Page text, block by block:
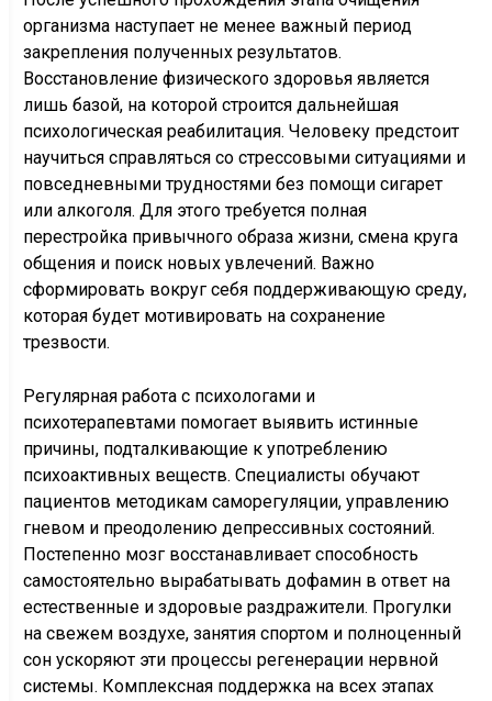
организма наступает не менее важный период
закрепления полученных результатов.
Восстановление физического здоровья является
лишь базой, на которой строится дальнейшая
психологическая реабилитация. Человеку предстоит
научиться справляться со стрессовыми ситуациями и
повседневными трудностями без помощи сигарет
или алкоголя. Для этого требуется полная
перестройка привычного образа жизни, смена круга
общения и поиск новых увлечений. Важно
сформировать вокруг себя поддерживающую среду,
которая будет мотивировать на сохранение
трезвости.
Регулярная работа с психологами и
психотерапевтами помогает выявить истинные
причины, подталкивающие к употреблению
психоактивных веществ. Специалисты обучают
пациентов методикам саморегуляции, управлению
гневом и преодолению депрессивных состояний.
Постепенно мозг восстанавливает способность
самостоятельно вырабатывать дофамин в ответ на
естественные и здоровые раздражители. Прогулки
на свежем воздухе, занятия спортом и полноценный
сон ускоряют эти процессы регенерации нервной
системы. Комплексная поддержка на всех этапах